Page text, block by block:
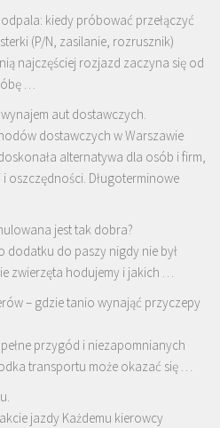
kiedy próbować przełączyć
(P/N, zasilanie, rozrusznik)
najczęściej rozjazd zaczyna się od
…
aut dostawczych.
dostawczych w Warszawie
alternatywa dla osób i firm,
oszczędności. Długoterminowe
jest tak dobra?
do paszy nigdy nie był
zwierzęta hodujemy i jakich …
– gdzie tanio wynająć przyczepy
przygód i niezapomnianych
transportu może okazać się …
jazdy Każdemu kierowcy